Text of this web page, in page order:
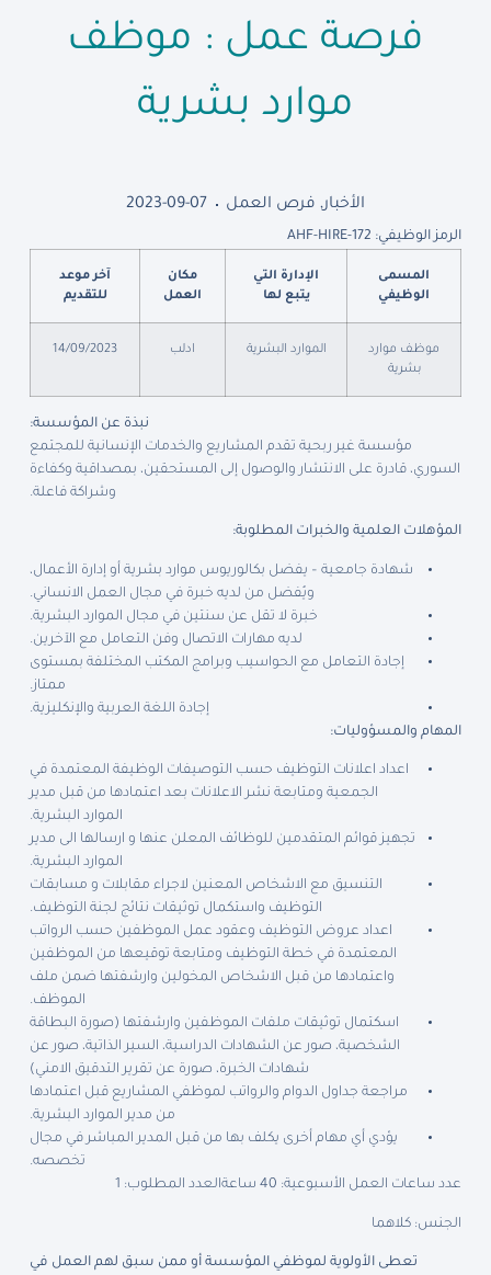
فرصة عمل : موظف
موارد بشرية
الأخبار, فرص العمل 2023-09-07
الرمز الوظيفي: AHF-HIRE-172
المسمى
الوظيفي
الإدارة التي
يتبع لها
مكان
العمل
آخر موعد
للتقديم
موظف موارد
بشرية
الموارد البشرية ادلب 14/09/2023
نبذة عن المؤسسة:
مؤسسة غير ربحية تقدم المشاريع والخدمات الإنسانية للمجتمع
السوري، قادرة على الانتشار والوصول إلى المستحقين، بمصداقية وكفاءة
وشراكة فاعلة.
المؤهلات العلمية والخبرات المطلوبة:
شهادة جامعية – يفضل بكالوريوس موارد بشرية أو إدارة الأعمال،
ويُفضل من لديه خبرة في مجال العمل الانساني.
خبرة لا تقل عن سنتين في مجال الموارد البشرية.
لديه مهارات الاتصال وفن التعامل مع الآخرين.
إجادة التعامل مع الحواسيب وبرامج المكتب المختلفة بمستوى
ممتاز.
إجادة اللغة العربية والإنكليزية.
المهام والمسؤوليات:
اعداد اعلانات التوظيف حسب التوصيفات الوظيفة المعتمدة في
الجمعية ومتابعة نشر الاعلانات بعد اعتمادها من قبل مدير
الموارد البشرية.
تجهيز قوائم المتقدمين للوظائف المعلن عنها و ارسالها الى مدير
الموارد البشرية.
التنسيق مع الاشخاص المعنين لاجراء مقابلات و مسابقات
التوظيف واستكمال توثيقات نتائج لجنة التوظيف.
اعداد عروض التوظيف وعقود عمل الموظفين حسب الرواتب
المعتمدة في خطة التوظيف ومتابعة توقيعها من الموظفين
واعتمادها من قبل الاشخاص المخولين وارشفتها ضمن ملف
الموظف.
اسكتمال توثيقات ملفات الموظفين وارشفتها (صورة البطاقة
الشخصية، صور عن الشهادات الدراسية، السير الذاتية، صور عن
شهادات الخبرة، صورة عن تقرير التدقيق الامني)
مراجعة جداول الدوام والرواتب لموظفي المشاريع قبل اعتمادها
من مدير الموارد البشرية.
يؤدي أي مهام أخرى يكلف بها من قبل المدير المباشر في مجال
تخصصه.
عدد ساعات العمل الأسبوعية: 40 ساعة
العدد المطلوب: 1
الجنس: كلاهما
تعطى الأولوية لموظفي المؤسسة أو ممن سبق لهم العمل في